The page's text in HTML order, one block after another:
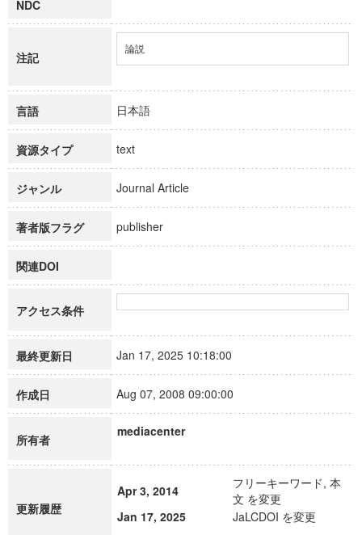
NDC
注記
論説
言語 日本語
資源タイプ text
ジャンル Journal Article
著者版フラグ publisher
関連DOI
アクセス条件
最終更新日 Jan 17, 2025 10:18:00
作成日 Aug 07, 2008 09:00:00
所有者
mediacenter
更新履歴
Apr 3, 2014
フリーキーワード, 本
文 を変更
Jan 17, 2025
JaLCDOI を変更